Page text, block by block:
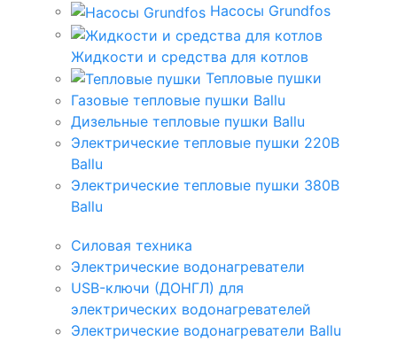
Насосы Grundfos
Жидкости и средства для котлов
Тепловые пушки
Газовые тепловые пушки Ballu
Дизельные тепловые пушки Ballu
Электрические тепловые пушки 220В
Ballu
Электрические тепловые пушки 380В
Ballu
Силовая техника
Электрические водонагреватели
USB-ключи (ДОНГЛ) для
электрических водонагревателей
Электрические водонагреватели Ballu